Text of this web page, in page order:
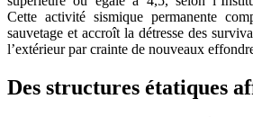
Cette activité sismique permanente
sauvetage et accroît la détresse des
l’extérieur par crainte de nouveaux
Des structures étatiques